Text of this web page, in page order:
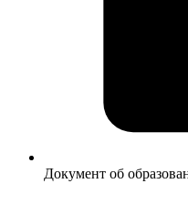
Документ об